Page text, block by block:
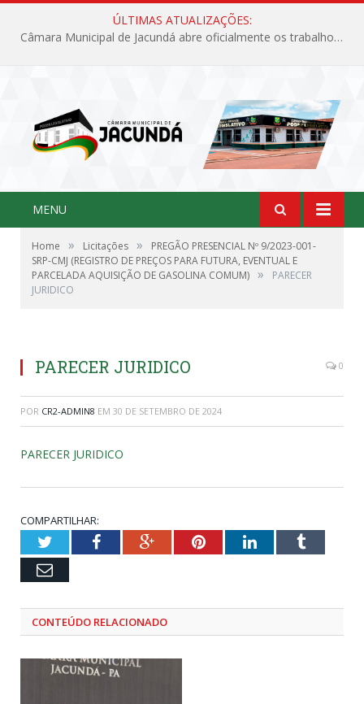
ÚLTIMAS ATUALIZAÇÕES:
Câmara Municipal de Jacundá abre oficialmente os trabalhos legislativos de 2026
MENU
Home » Licitações »
PREGÃO PRESENCIAL Nº 9/2023-001-
SRP-CMJ (REGISTRO DE PREÇOS PARA FUTURA, EVENTUAL E
PARCELADA AQUISIÇÃO DE GASOLINA COMUM) »
PARECER
JURIDICO
PARECER JURIDICO 0
POR CR2-ADMIN8 EM 30 DE SETEMBRO DE 2024
PARECER JURIDICO
COMPARTILHAR:
TwitterFacebookGoogle+PinterestLinkedInTumblr
Email
CONTEÚDO RELACIONADO